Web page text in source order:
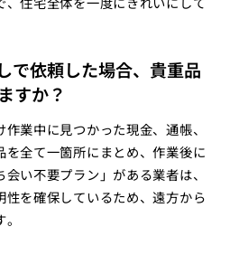
で依頼した場合、貴重品
すか？
業中に見つかった現金、通帳、
全て一箇所にまとめ、作業後に
い不要プラン」がある業者は、
を確保しているため、遠方から